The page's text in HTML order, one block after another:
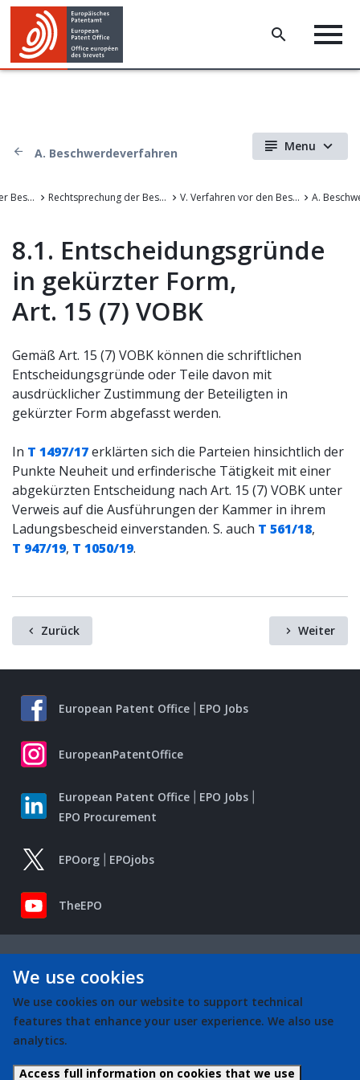
A. Beschwerdeverfahren Menu
Rechtsprechung der Beschwerdekammern des EPA Rechtsprechung der Beschwerdekammern des Europäischen Patentamts V. Verfahren vor den Beschwerdekammern A.
8.1. Entscheidungsgründe
in gekürzter Form,
Art. 15 (7) VOBK
Gemäß Art. 15 (7) VOBK können die schriftlichen
Entscheidungsgründe oder Teile davon mit
ausdrücklicher Zustimmung der Beteiligten in
gekürzter Form abgefasst werden.
In T 1497/17erklärten sich die Parteien hinsichtlich der
Punkte Neuheit und erfinderische Tätigkeit mit einer
abgekürzten Entscheidung nach Art. 15 (7) VOBK unter
Verweis auf die Ausführungen der Kammer in ihrem
Ladungsbescheid einverstanden. S. auch T 561/18,
T 947/19, T 1050/19.
Zurück Weiter
European Patent Office EPO Jobs
EuropeanPatentOffice
European Patent Office
EPO Jobs
EPO Procurement
EPOorg EPOjobs
TheEPO
We use cookies
We use cookies on our website to support technical
features that enhance your user experience. We also use
analytics.
Access full information on cookies that we use